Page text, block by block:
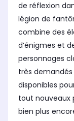
de réflexion
légion de
combine des
d’énigmes et
personnages
très
disponibles
tout nouveaux
bien plus